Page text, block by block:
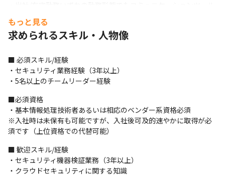
・最新の動向を把握するための外部活動や、外部教育の受講も推
奨されています
もっと見る
求められるスキル・人物像
■ 必須スキル/経験
・セキュリティ業務経験（3年以上）
・5名以上のチームリーダー経験
■必須資格
・基本情報処理技術者あるいは相応のベンダー系資格必須
※入社時は未保有も可能ですが、入社後可及的速やかに取得が必
須です（上位資格での代替可能）
■ 歓迎スキル/経験
・セキュリティ機器検証業務（3年以上）
・クラウドセキュリティに関する知識